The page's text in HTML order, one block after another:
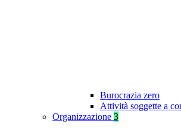
Burocrazia zero
Attività soggette a
Organizzazione 3